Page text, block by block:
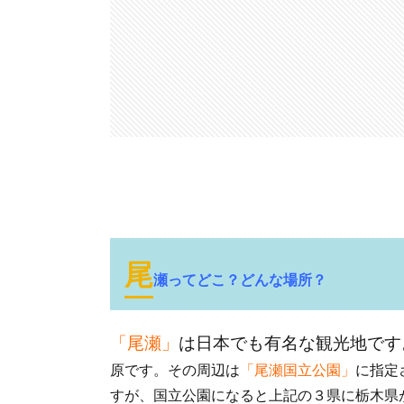
尾瀬ってどこ？どんな場所？
「尾瀬」 は日本でも有名な観光地で
原です。その周辺は 「尾瀬国立公園」 に指定
すが、国立公園になると上記の３県に栃木